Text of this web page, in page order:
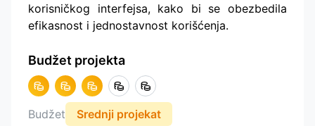
korisničkog interfejsa, kako bi se obezbedila
efikasnost i jednostavnost korišćenja.
Budžet projekta
Budžet
Srednji projekat